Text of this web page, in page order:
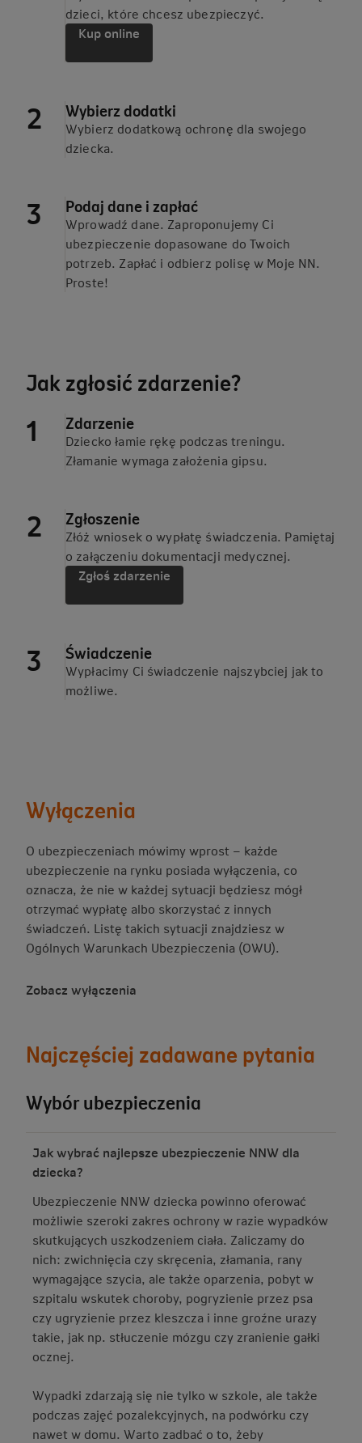
dzieci, które chcesz ubezpieczyć.
Kup online
Wybierz dodatki
Wybierz dodatkową ochronę dla swojego
dziecka.
Podaj dane i zapłać
Wprowadź dane. Zaproponujemy Ci
ubezpieczenie dopasowane do Twoich
potrzeb. Zapłać i odbierz polisę w Moje NN.
Proste!
Jak zgłosić zdarzenie?
Zdarzenie
Dziecko łamie rękę podczas treningu.
Złamanie wymaga założenia gipsu.
Zgłoszenie
Złóż wniosek o wypłatę świadczenia. Pamiętaj
o załączeniu dokumentacji medycznej.
Zgłoś zdarzenie
Świadczenie
Wypłacimy Ci świadczenie najszybciej jak to
możliwe.
Wyłączenia
O ubezpieczeniach mówimy wprost – każde
ubezpieczenie na rynku posiada wyłączenia, co
oznacza, że nie w każdej sytuacji będziesz mógł
otrzymać wypłatę albo skorzystać z innych
świadczeń. Listę takich sytuacji znajdziesz w
Ogólnych Warunkach Ubezpieczenia (OWU).
Zobacz wyłączenia
Najczęściej zadawane pytania
Wybór ubezpieczenia
Jak wybrać najlepsze ubezpieczenie NNW dla
dziecka?
Ubezpieczenie NNW dziecka powinno oferować
możliwie szeroki zakres ochrony w razie wypadków
skutkujących uszkodzeniem ciała. Zaliczamy do
nich: zwichnięcia czy skręcenia, złamania, rany
wymagające szycia, ale także oparzenia, pobyt w
szpitalu wskutek choroby, pogryzienie przez psa
czy ugryzienie przez kleszcza i inne groźne urazy
takie, jak np. stłuczenie mózgu czy zranienie gałki
ocznej.
Wypadki zdarzają się nie tylko w szkole, ale także
podczas zajęć pozalekcyjnych, na podwórku czy
nawet w domu. Warto zadbać o to, żeby